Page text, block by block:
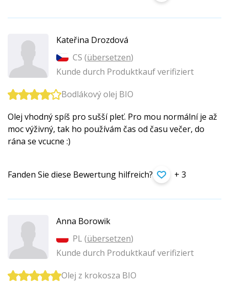
Kateřina Drozdová
CS (übersetzen)
Kunde durch Produktkauf verifiziert
Bodlákový olej BIO
Olej vhodný spíš pro sušší pleť. Pro mou normální je až
moc výživný, tak ho používám čas od času večer, do
rána se vcucne :)
Fanden Sie diese Bewertung hilfreich? + 3
Anna Borowik
PL (übersetzen)
Kunde durch Produktkauf verifiziert
Olej z krokosza BIO